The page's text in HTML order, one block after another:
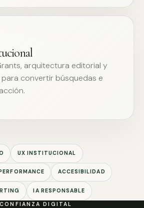
arquitectura editorial y
convertir búsquedas e
UX INSTITUCIONAL
PERFORMANCE ACCESIBILIDAD
IA RESPONSABLE
DIGITAL